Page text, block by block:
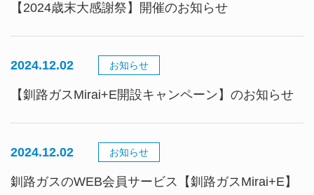
【2024歳末大感謝祭】開催のお知らせ
2024.12.02 お知らせ
【釧路ガスMirai+E開設キャンペーン】のお知らせ
2024.12.02 お知らせ
釧路ガスのWEB会員サービス【釧路ガスMirai+E】